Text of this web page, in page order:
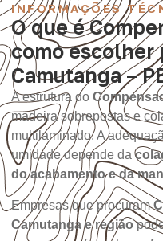
INFORMAÇÕES
O que é
como escolher
Camutanga –
A estrutura do
madeira sobrepostas e
multilaminado. A
umidade depende da
do acabamento e da
Empresas que procuram
Camutanga e região